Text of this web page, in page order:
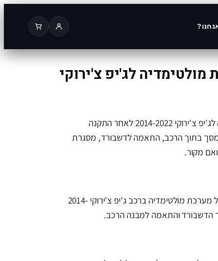
לג'יפ צ'ירוקי
תמונה של מערכת מולטימדיה לג'יפ צ'ירוקי 2014-2022 לאחר התקנה
בתוך הרכב, התאמה לדשבורד, מסגרת
מקור.
בתמונה ניתן לראות התקנה של מערכת מולטימדיה ברכב ג'יפ צ'ירוקי 2014-